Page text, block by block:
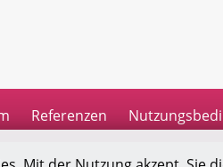
Referenzen